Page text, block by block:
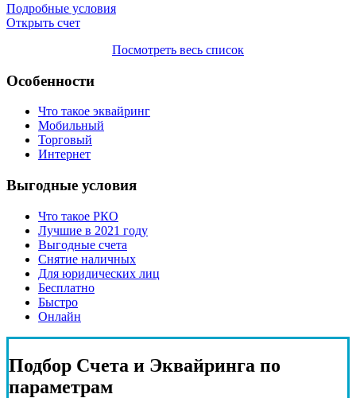
Подробные условия
Открыть счет
Посмотреть весь список
Особенности
Что такое эквайринг
Мобильный
Торговый
Интернет
Выгодные условия
Что такое РКО
Лучшие в 2021 году
Выгодные счета
Снятие наличных
Для юридических лиц
Бесплатно
Быстро
Онлайн
Подбор Счета и Эквайринга по
параметрам